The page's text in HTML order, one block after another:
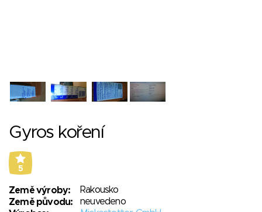
Gyros koření
5
Země výroby:
Rakousko
Země původu:
neuvedeno